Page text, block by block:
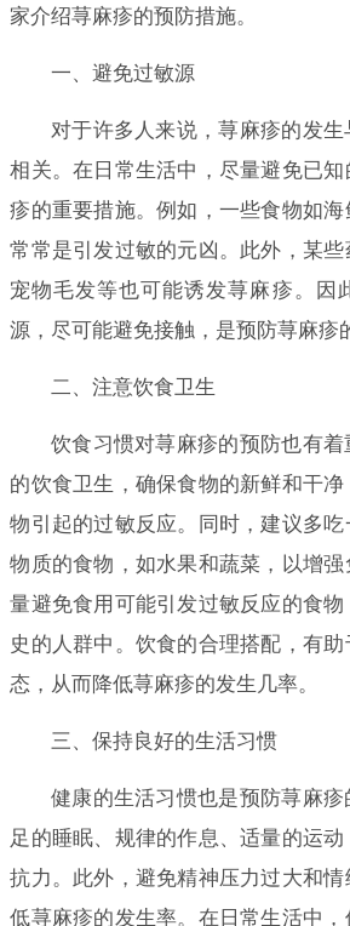
家介绍荨麻疹的预防措施。
一、避免过敏源
对于许多人来说，荨麻疹的发
相关。在日常生活中，尽量避免已
疹的重要措施。例如，一些食物如
常常是引发过敏的元凶。此外，某些
宠物毛发等也可能诱发荨麻疹。因
源，尽可能避免接触，是预防荨麻疹
二、注意饮食卫生
饮食习惯对荨麻疹的预防也有
的饮食卫生，确保食物的新鲜和干
物引起的过敏反应。同时，建议多
物质的食物，如水果和蔬菜，以增
量避免食用可能引发过敏反应的食
史的人群中。饮食的合理搭配，有
态，从而降低荨麻疹的发生几率。
三、保持良好的生活习惯
健康的生活习惯也是预防荨麻
足的睡眠、规律的作息、适量的运
抗力。此外，避免精神压力过大和
低荨麻疹的发生率。在日常生活中